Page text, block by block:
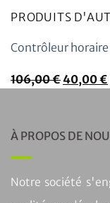
PRODUITS
Contrôleur horaire
106,00€Le
était
€.
40,00€
À PROPOS DE
Notre société